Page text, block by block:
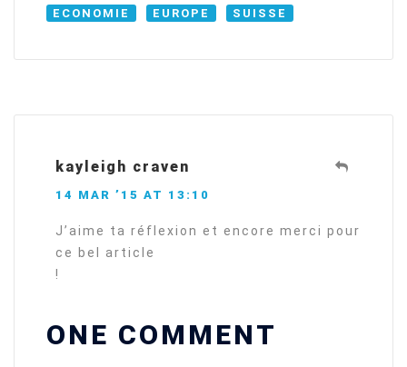
ECONOMIE EUROPE SUISSE
kayleigh craven
14 MAR ’15 AT 13:10
J’aime ta réflexion et encore merci pour
ce bel article
!
ONE COMMENT